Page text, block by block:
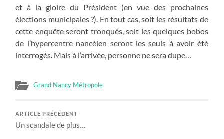
et à la gloire du Président (en vue des prochaines
élections municipales ?). En tout cas, soit les résultats de
cette enquête seront tronqués, soit les quelques bobos
de l’hypercentre nancéien seront les seuls à avoir été
interrogés. Mais à l’arrivée, personne ne sera dupe…
Grand Nancy Métropole
ARTICLE PRÉCÉDENT
Un scandale de plus…